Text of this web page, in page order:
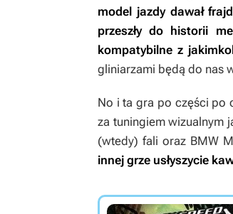
model jazdy dawał
przeszły do historii
kompatybilne z
gliniarzami będą do nas
No i ta gra po części po
za tuningiem wizualnym
(wtedy) fali oraz BMW
innej grze usłyszycie